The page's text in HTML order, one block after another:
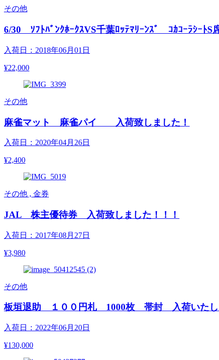
その他
6/30 ｿﾌﾄﾊﾞﾝｸﾎｰｸｽVS千葉ﾛｯﾃﾏﾘｰﾝｽﾞ ｺｶｺｰﾗｼｰﾄS
入荷日：2018年06月01日
¥22,000
その他
麻雀マット 麻雀パイ 入荷致しました！
入荷日：2020年04月26日
¥2,400
その他 , 金券
JAL 株主優待券 入荷致しました！！！
入荷日：2017年08月27日
¥3,980
その他
板垣退助 １００円札 1000枚 帯封 入荷いたし
入荷日：2022年06月20日
¥130,000